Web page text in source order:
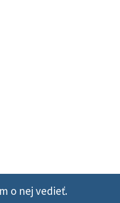
o nej vedieť.